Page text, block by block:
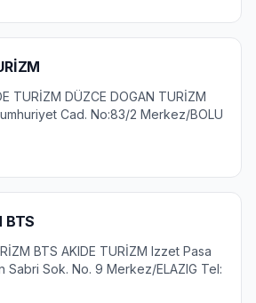
TURİZM DÜZCE DOGAN TURİZM
Cad. No:83/2 Merkez/BOLU
BTS
BTS AKIDE TURİZM Izzet Pasa
Sabri Sok. No. 9 Merkez/ELAZIG Tel: